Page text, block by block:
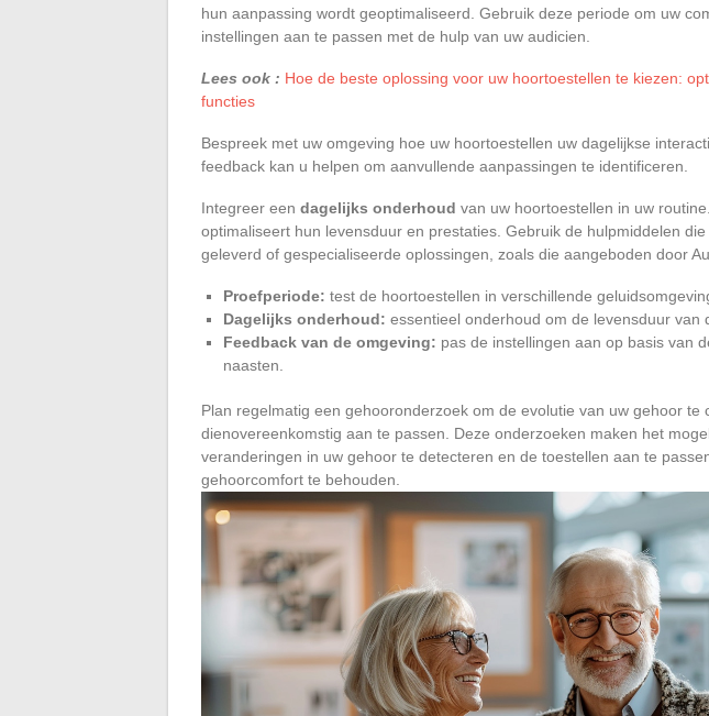
hun aanpassing wordt geoptimaliseerd. Gebruik deze periode om uw
instellingen aan te passen met de hulp van uw audicien.
Lees ook : Hoe de beste oplossing voor uw hoortoestellen te kiezen:
functies
Bespreek met uw omgeving hoe uw hoortoestellen uw dagelijkse
feedback kan u helpen om aanvullende aanpassingen te identificeren.
Integreer een dagelijks onderhoud van uw hoortoestellen in uw
optimaliseert hun levensduur en prestaties. Gebruik de hulpmiddelen
geleverd of gespecialiseerde oplossingen, zoals die aangeboden door
Proefperiode: test de hoortoestellen in verschillende
Dagelijks onderhoud: essentieel onderhoud om de levensduur van
Feedback van de omgeving: pas de instellingen aan op basis van
naasten.
Plan regelmatig een gehooronderzoek om de evolutie van uw gehoor te
dienovereenkomstig aan te passen. Deze onderzoeken maken het
veranderingen in uw gehoor te detecteren en de toestellen aan te
gehoorcomfort te behouden.